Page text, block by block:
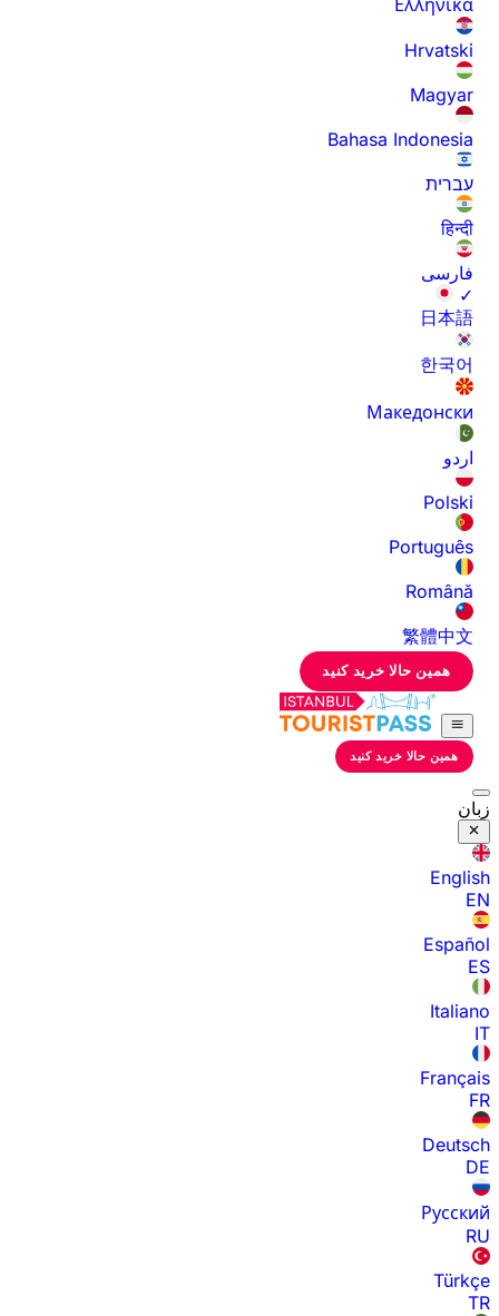
Ελληνικά
Hrvatski
Magyar
Bahasa Indonesia
עברית
हिन्दी
فارسی
✓
日本語
한국어
Македонски
اردو
Polski
Português
Română
繁體中文
همین حالا خرید کنید
همین حالا خرید کنید
زبان
English
EN
Español
ES
Italiano
IT
Français
FR
Deutsch
DE
Русский
RU
Türkçe
TR